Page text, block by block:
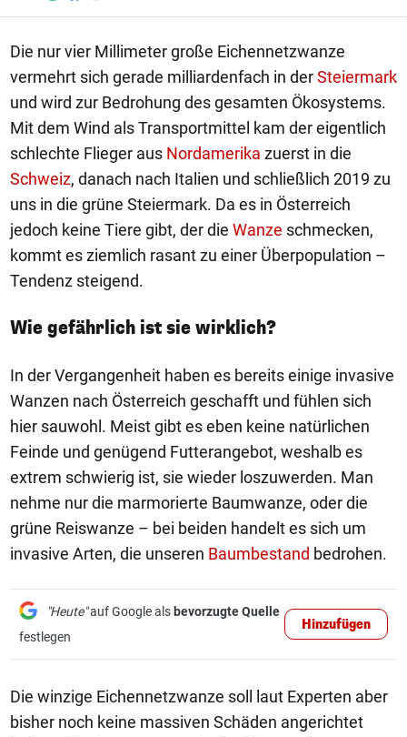
Die nur vier Millimeter große Eichennetzwanze
vermehrt sich gerade milliardenfach in derSteiermark
und wird zur Bedrohung des gesamten Ökosystems.
Mit dem Wind als Transportmittel kam der eigentlich
schlechte Flieger aus Nordamerika zuerst in die
Schweiz, danach nach Italien und schließlich 2019 zu
uns in die grüne Steiermark. Da es in Österreich
jedoch keine Tiere gibt, der die Wanze schmecken,
kommt es ziemlich rasant zu einer Überpopulation –
Tendenz steigend.
Wie gefährlich ist sie wirklich?
In der Vergangenheit haben es bereits einige invasive
Wanzen nach Österreich geschafft und fühlen sich
hier sauwohl. Meist gibt es eben keine natürlichen
Feinde und genügend Futterangebot, weshalb es
extrem schwierig ist, sie wieder loszuwerden. Man
nehme nur die marmorierte Baumwanze, oder die
grüne Reiswanze – bei beiden handelt es sich um
invasive Arten, die unseren Baumbestand bedrohen.
"Heute"auf Google als bevorzugte Quelle
festlegen
Hinzufügen
Die winzige Eichennetzwanze soll laut Experten aber
bisher noch keine massiven Schäden angerichtet